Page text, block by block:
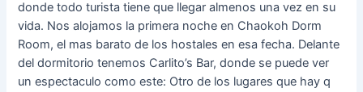
donde todo turista tiene que llegar almenos una vez en su
vida. Nos alojamos la primera noche en Chaokoh Dorm
Room, el mas barato de los hostales en esa fecha. Delante
del dormitorio tenemos Carlito’s Bar, donde se puede ver
un espectaculo como este: Otro de los lugares que hay q